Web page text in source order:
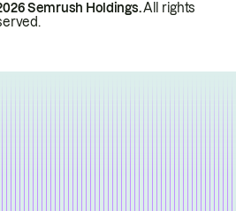
Semrush Holdings.All rights